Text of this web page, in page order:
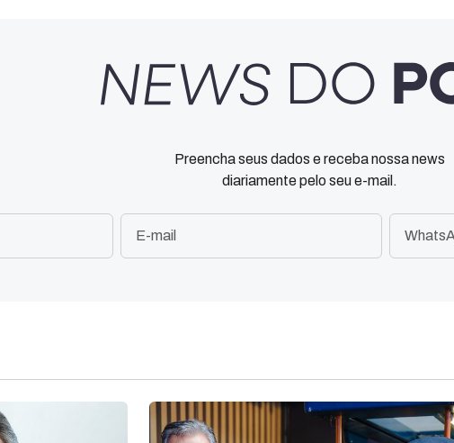
Preencha seus dados e receba nossa news
diariamente pelo seu e-mail.